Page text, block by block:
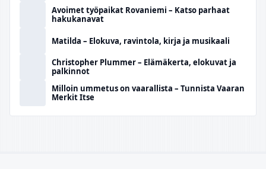
Avoimet työpaikat Rovaniemi – Katso parhaat
hakukanavat
Matilda – Elokuva, ravintola, kirja ja musikaali
Christopher Plummer – Elämäkerta, elokuvat ja
palkinnot
Milloin ummetus on vaarallista – Tunnista Vaaran
Merkit Itse